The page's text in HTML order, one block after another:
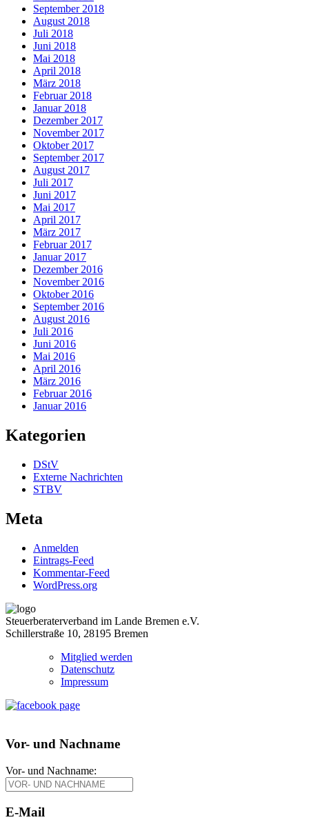
September 2018
August 2018
Juli 2018
Juni 2018
Mai 2018
April 2018
März 2018
Februar 2018
Januar 2018
Dezember 2017
November 2017
Oktober 2017
September 2017
August 2017
Juli 2017
Juni 2017
Mai 2017
April 2017
März 2017
Februar 2017
Januar 2017
Dezember 2016
November 2016
Oktober 2016
September 2016
August 2016
Juli 2016
Juni 2016
Mai 2016
April 2016
März 2016
Februar 2016
Januar 2016
Kategorien
DStV
Externe Nachrichten
STBV
Meta
Anmelden
Eintrags-Feed
Kommentar-Feed
WordPress.org
Steuerberaterverband im Lande Bremen e.V.
Schillerstraße 10, 28195 Bremen
Mitglied werden
Datenschutz
Impressum
Vor- und Nachname
Vor- und Nachname:
E-Mail